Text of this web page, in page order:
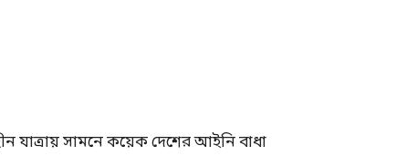
যাত্রায় সামনে কয়েক দেশের আইনি বাধা